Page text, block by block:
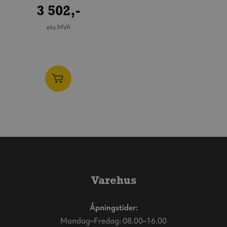
3 502,-
eks.MVA
Varehus
Åpningstider:
Mandag–Fredag: 08.00–16.00